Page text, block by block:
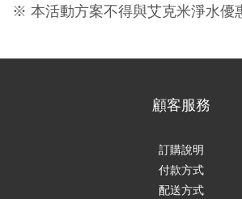
※ 本活動方案不得與艾克米淨水優
顧客服務
訂購說明
付款方式
配送方式